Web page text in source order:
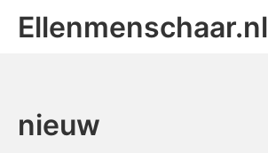
naarEllenmenschaar.nl
nieuw